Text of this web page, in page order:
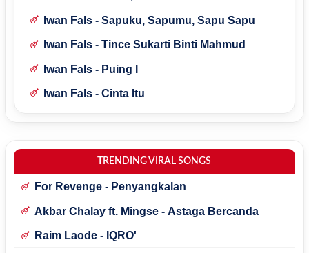
Iwan Fals - Sapuku, Sapumu, Sapu Sapu
Iwan Fals - Tince Sukarti Binti Mahmud
Iwan Fals - Puing I
Iwan Fals - Cinta Itu
TRENDING VIRAL SONGS
For Revenge - Penyangkalan
Akbar Chalay ft. Mingse - Astaga Bercanda
Raim Laode - IQRO'